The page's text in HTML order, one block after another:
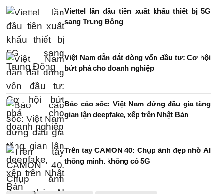
Viettel lần đầu tiên xuất khẩu thiết bị 5G
sang Trung Đông
Việt Nam dẫn dắt dòng vốn đầu tư: Cơ hội
bứt phá cho doanh nghiệp
Báo cáo sốc: Việt Nam đứng đầu gia tăng
gian lận deepfake, xếp trên Nhật Bản
Trên tay CAMON 40: Chụp ảnh đẹp nhờ AI
thông minh, không có 5G